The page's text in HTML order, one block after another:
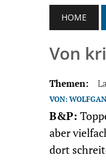
HOME
Von
Themen:
VON:
B&P:
aber
dort